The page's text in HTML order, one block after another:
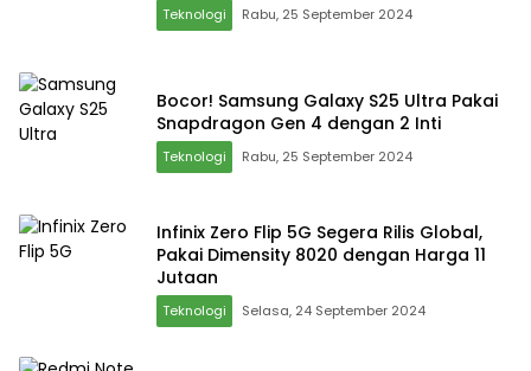
Teknologi Rabu, 25 September 2024
Bocor! Samsung Galaxy S25 Ultra Pakai
Snapdragon Gen 4 dengan 2 Inti
Teknologi Rabu, 25 September 2024
Infinix Zero Flip 5G Segera Rilis Global,
Pakai Dimensity 8020 dengan Harga 11
Jutaan
Teknologi Selasa, 24 September 2024